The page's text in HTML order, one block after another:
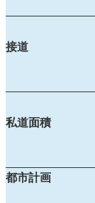
接道
私道面積
都市計画